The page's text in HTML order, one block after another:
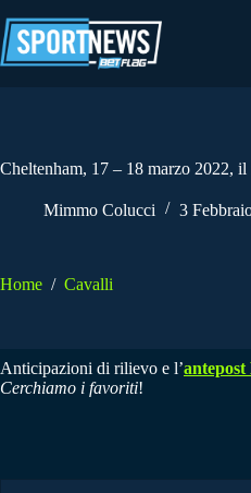
al
contenuto
Cheltenham, 17 – 18 marzo 2022,
Mimmo Colucci 3
Home / Cavalli
Anticipazioni di rilievo e l’antepost
Cerchiamo i favoriti!